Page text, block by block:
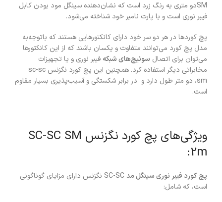
SMدو متری به رنگ زرد است که نشان‌دهنده سینگل مود بودن کابل
فیبر نوری است و با پارت نامبر خود شناخته می‌شود.
پچ کوردها در هر دو سر خود دارای کانکتورهایی هستند که باتوجه‌به
مدل پچ کورد می‌توانند متفاوت و یکسان باشند که از این کانکتورها
می‌توان برای اتصال سوئیچ‌های شبکه فیبر نوری و یا تجهیزات
مخابراتی دیگر استفاده کرد. همچنین این پچ کورد نگزنس sc-sc
sm، دو متر طول دارد و در برابر شکستگی و آسیب‌پذیری بسیار مقاوم
است.
ویژگی‌های پچ کورد نگزنس SC-SC SM
2m:
پچ کورد فیبر نوری سینگل مد
SC-SC نگزنس دارای مزایای گوناگونی
است، که شامل: